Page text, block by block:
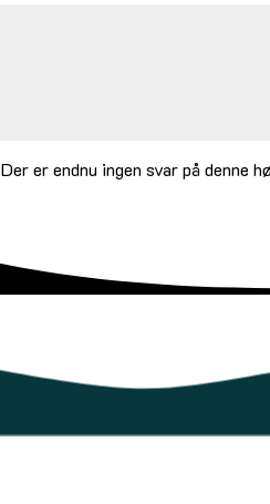
Der er endnu ingen svar på denne